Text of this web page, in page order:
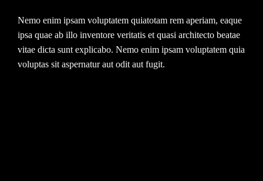
Nemo enim ipsam voluptatem quiatotam rem aperiam, eaque
ipsa quae ab illo inventore veritatis et quasi architecto beatae
vitae dicta sunt explicabo. Nemo enim ipsam voluptatem quia
voluptas sit aspernatur aut odit aut fugit.